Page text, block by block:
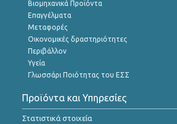
Βιομηχανικά Προϊόντα
Επαγγέλματα
Μεταφορές
Οικονομικές δραστηριότητες
Περιβάλλον
Υγεία
Γλωσσάρι Ποιότητας του ΕΣΣ
Προϊόντα και Υπηρεσίες
Στατιστικά στοιχεία